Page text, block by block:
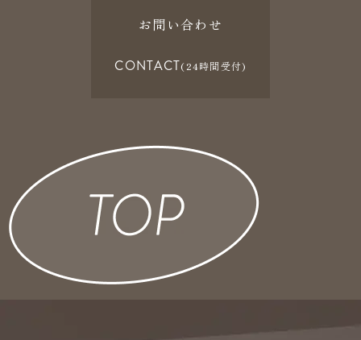
お問い合わせ
CONTACT(24時間受付)